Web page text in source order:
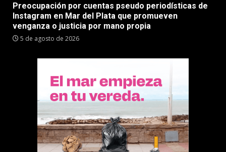
Preocupación por cuentas pseudo periodísticas de
Instagram en Mar del Plata que promueven
venganza o justicia por mano propia
5 de agosto de 2026